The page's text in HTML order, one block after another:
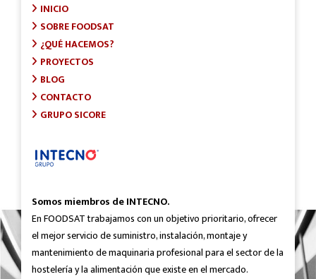
INICIO
SOBRE FOODSAT
¿QUÉ HACEMOS?
PROYECTOS
BLOG
CONTACTO
GRUPO SICORE
Somos miembros de INTECNO.
En FOODSAT trabajamos con un objetivo prioritario, ofrecer
el mejor servicio de suministro, instalación, montaje y
mantenimiento de maquinaria profesional para el sector de la
hostelería y la alimentación que existe en el mercado.